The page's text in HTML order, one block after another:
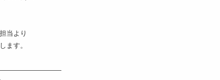
当より
ます。